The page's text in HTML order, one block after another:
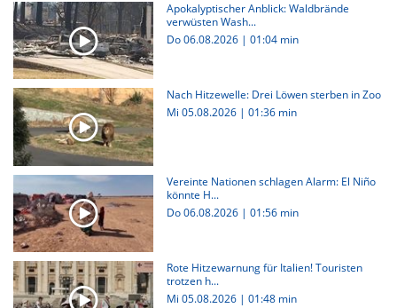
Apokalyptischer Anblick: Waldbrände
verwüsten Wash...
Do 06.08.2026 | 01:04 min
Nach Hitzewelle: Drei Löwen sterben in Zoo
Mi 05.08.2026 | 01:36 min
Vereinte Nationen schlagen Alarm: El Niño
könnte H...
Do 06.08.2026 | 01:56 min
Rote Hitzewarnung für Italien! Touristen
trotzen h...
Mi 05.08.2026 | 01:48 min